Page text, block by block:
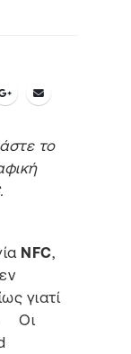
το
NFC,
γιατί
Οι